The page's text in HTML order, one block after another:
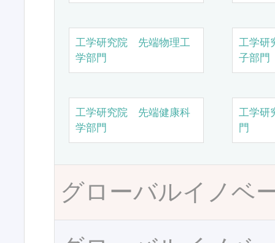
工学研究院 先端物理工
学部門
工学研
子部門
工学研究院 先端健康科
学部門
工学研
門
グローバルイノベ